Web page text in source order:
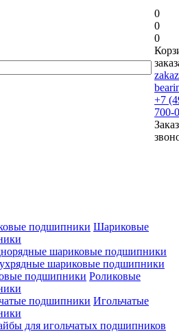
0
0
0
+7
700-
Шариковые
шариковые подшипники
шариковые подшипники
Роликовые
Игольчатые
для игольчатых подшипников